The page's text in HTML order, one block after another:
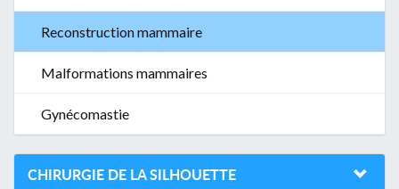
Reconstruction mammaire
Malformations mammaires
Gynécomastie
CHIRURGIE DE LA SILHOUETTE